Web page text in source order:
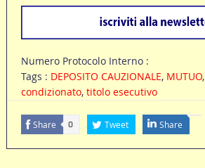
Numero Protocolo Interno :
Tags : DEPOSITO CAUZIONALE, MUTUO,
condizionato, titolo esecutivo
Share 0 Tweet Share